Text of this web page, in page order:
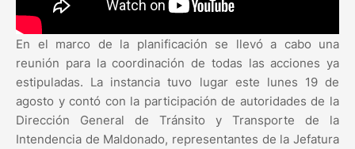
En el marco de la planificación se llevó a cabo una
reunión para la coordinación de todas las acciones ya
estipuladas. La instancia tuvo lugar este lunes 19 de
agosto y contó con la participación de autoridades de la
Dirección General de Tránsito y Transporte de la
Intendencia de Maldonado, representantes de la Jefatura